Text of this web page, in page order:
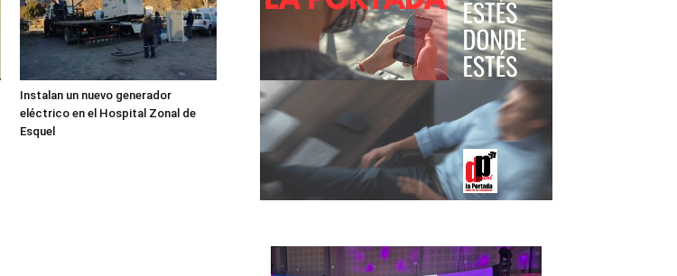
Instalan un nuevo generador
eléctrico en el Hospital Zonal de
Esquel